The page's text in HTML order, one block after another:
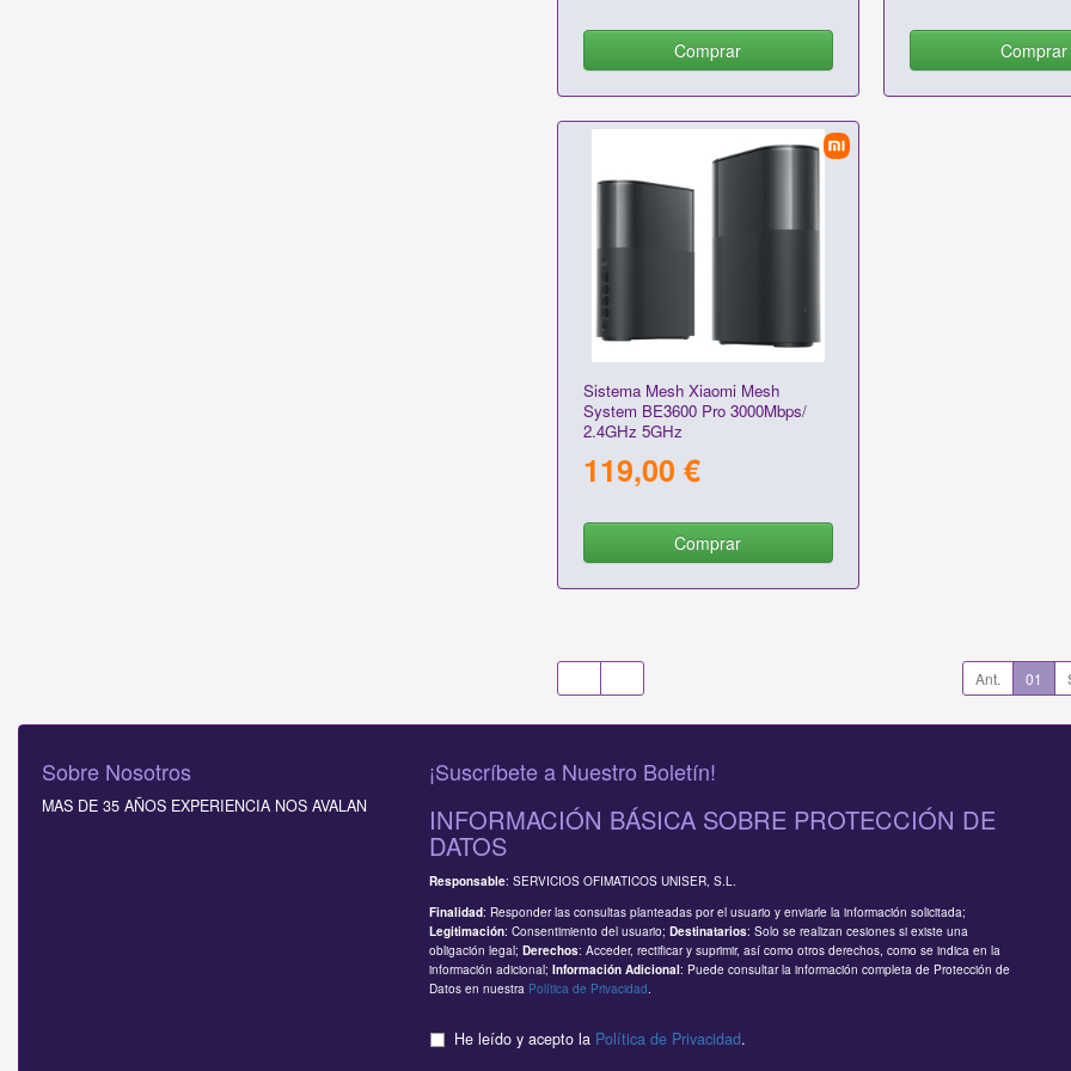
Comprar Comprar
Sistema Mesh Xiaomi Mesh
System BE3600 Pro 3000Mbps/
2.4GHz 5GHz
119,00 €
Comprar
Ant. 01
Sobre Nosotros
MAS DE 35 AÑOS EXPERIENCIA NOS AVALAN
¡Suscríbete a Nuestro Boletín!
INFORMACIÓN BÁSICA SOBRE PROTECCIÓN DE
DATOS
Responsable: SERVICIOS OFIMATICOS UNISER, S.L.
Finalidad: Responder las consultas planteadas por el usuario y enviarle la información solicitada;
Legitimación: Consentimiento del usuario; Destinatarios: Solo se realizan cesiones si existe una
obligación legal; Derechos: Acceder, rectificar y suprimir, así como otros derechos, como se indica en la
información adicional; Información Adicional: Puede consultar la información completa de Protección de
Datos en nuestra Política de Privacidad.
He leído y acepto la Política de Privacidad.